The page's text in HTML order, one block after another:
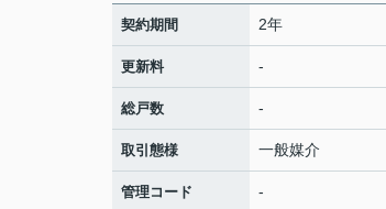
契約期間 2年
更新料 -
総戸数 -
取引態様 一般媒介
管理コード -